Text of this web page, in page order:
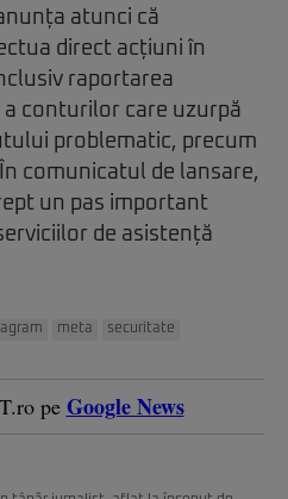
atunci că
direct acțiuni în
raportarea
conturilor care uzurpă
problematic, precum
comunicatul de lansare,
un pas important
de asistență
meta securitate
pe Google News